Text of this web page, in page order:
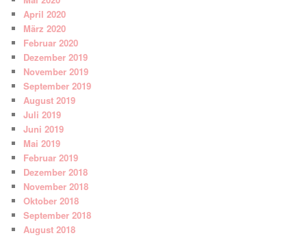
April 2020
März 2020
Februar 2020
Dezember 2019
November 2019
September 2019
August 2019
Juli 2019
Juni 2019
Mai 2019
Februar 2019
Dezember 2018
November 2018
Oktober 2018
September 2018
August 2018